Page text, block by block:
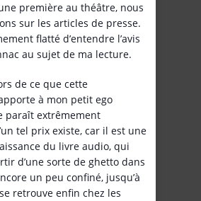
première au théâtre, nous
sur les articles de presse.
flatté d’entendre l’avis
au sujet de ma lecture.
de ce que cette
à mon petit ego
paraît extrêmement
tel prix existe, car il est une
du livre audio, qui
d’une sorte de ghetto dans
un peu confiné, jusqu’à
retrouve enfin chez les